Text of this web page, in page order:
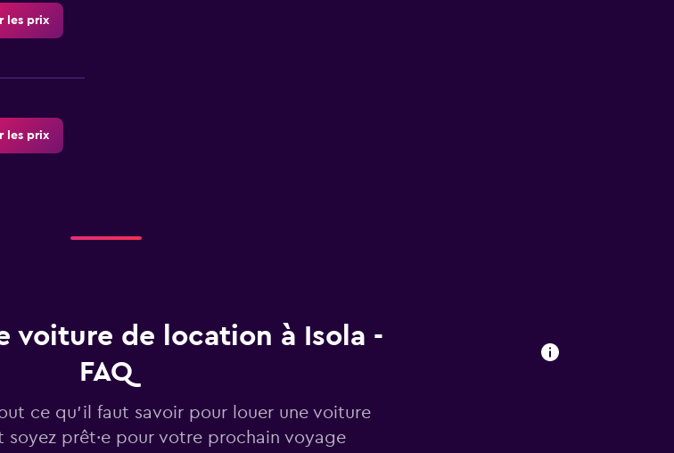
les prix
les prix
voiture de location à Isola -
FAQ
ce qu’il faut savoir pour louer une voiture
soyez prêt·e pour votre prochain voyage